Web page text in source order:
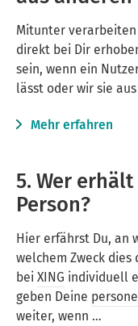
Mitunter
direkt bei Dir
sein, wenn ein
lässt oder wir sie
Mehr erfahren
5. Wer
Person?
Hier erfährst Du, an
welchem Zweck
beiXING individuell
geben Deine
weiter, wenn …